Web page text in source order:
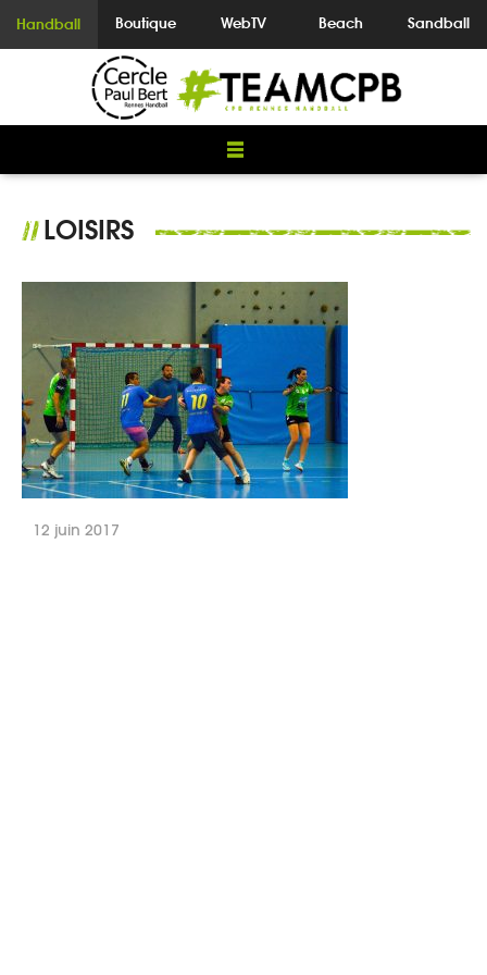
Handball Boutique WebTV Beach Sandball
//LOISIRS
12 juin 2017